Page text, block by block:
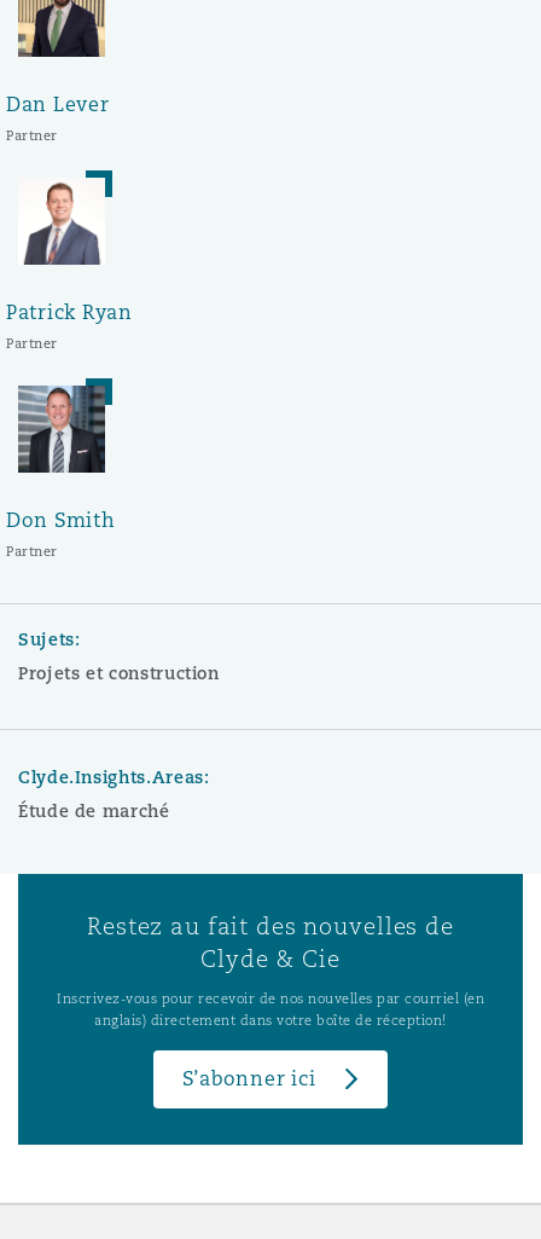
Dan Lever
Partner
Patrick Ryan
Partner
Don Smith
Partner
Sujets:
Projets et construction
Clyde.Insights.Areas:
Étude de marché
Restez au fait des nouvelles de
Clyde & Cie
Inscrivez-vous pour recevoir de nos nouvelles par courriel (en
anglais) directement dans votre boîte de réception!
S’abonner ici